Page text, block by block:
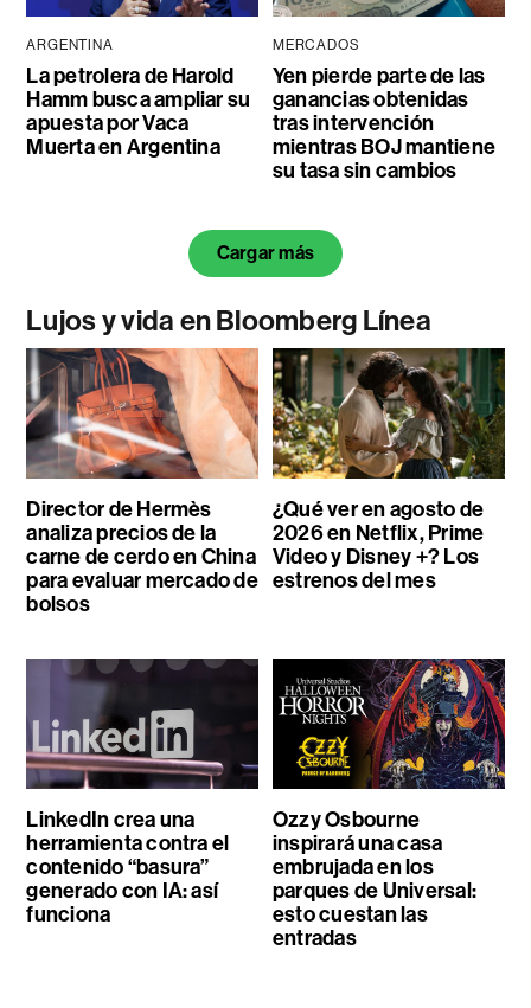
ARGENTINA
La petrolera de Harold
Hamm busca ampliar su
apuesta por Vaca
Muerta en Argentina
MERCADOS
Yen pierde parte de las
ganancias obtenidas
tras intervención
mientras BOJ mantiene
su tasa sin cambios
Cargar más
Lujos y vida en Bloomberg Línea
Director de Hermès
analiza precios de la
carne de cerdo en China
para evaluar mercado de
bolsos
¿Qué ver en agosto de
2026 en Netflix, Prime
Video y Disney +? Los
estrenos del mes
LinkedIn crea una
herramienta contra el
contenido “basura”
generado con IA: así
funciona
Ozzy Osbourne
inspirará una casa
embrujada en los
parques de Universal:
esto cuestan las
entradas